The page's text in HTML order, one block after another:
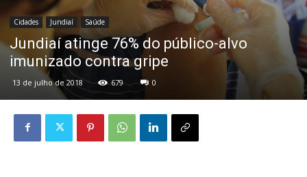
Cidades Jundiaí Saúde
Jundiaí atinge 76% do público-alvo
imunizado contra gripe
13 de julho de 2018 679 0